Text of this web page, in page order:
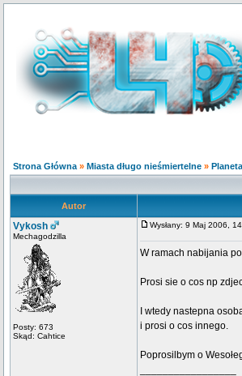
Strona Główna » Miasta długo nieśmiertelne »
Autor
Vykosh
Mechagodzilla
Posty: 673
Skąd: Cahtice
Wysłany: 9 Maj 2006,
W ramach nabijania
Prosi sie o cos np
I wtedy nastepna
i prosi o cos innego.
Poprosilbym o